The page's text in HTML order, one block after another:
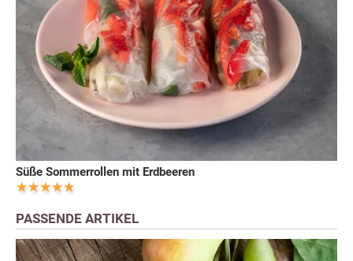
Süße Sommerrollen mit Erdbeeren
PASSENDE ARTIKEL